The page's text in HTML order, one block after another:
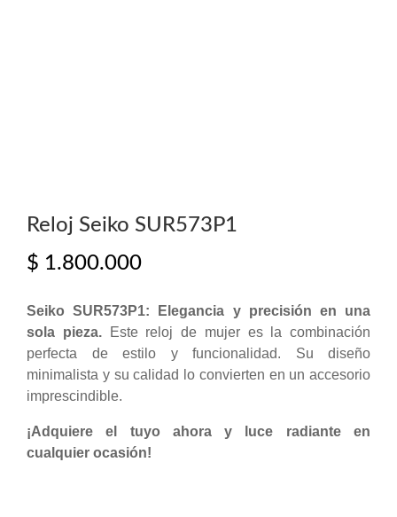
Reloj Seiko SUR573P1
$ 1.800.000
Seiko SUR573P1: Elegancia y precisión en una
sola pieza.Este reloj de mujer es la combinación
perfecta de estilo y funcionalidad. Su diseño
minimalista y su calidad lo convierten en un accesorio
imprescindible.
¡Adquiere el tuyo ahora y luce radiante en
cualquier ocasión!